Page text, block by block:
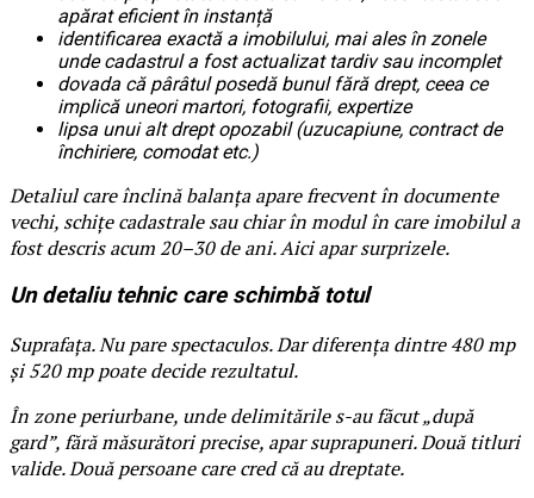
apărat eficient în instanță
identificarea exactă a imobilului, mai ales în zonele
unde cadastrul a fost actualizat tardiv sau incomplet
dovada că pârâtul posedă bunul fără drept, ceea ce
implică uneori martori, fotografii, expertize
lipsa unui alt drept opozabil (uzucapiune, contract de
închiriere, comodat etc.)
Detaliul care înclină balanța apare frecvent în documente
vechi, schițe cadastrale sau chiar în modul în care imobilul a
fost descris acum 20–30 de ani. Aici apar surprizele.
Un detaliu tehnic care schimbă totul
Suprafața. Nu pare spectaculos. Dar diferența dintre 480 mp
și 520 mp poate decide rezultatul.
În zone periurbane, unde delimitările s-au făcut „după
gard”, fără măsurători precise, apar suprapuneri. Două titluri
valide. Două persoane care cred că au dreptate.